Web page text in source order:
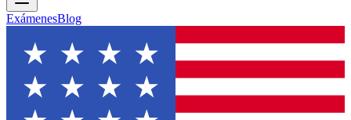
ExámenesBlog